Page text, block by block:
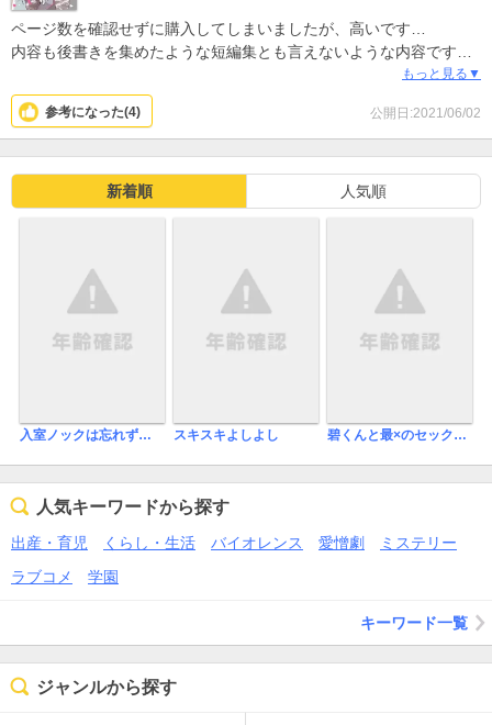
ページ数を確認せずに購入してしまいましたが、高いです…
内容も後書きを集めたような短編集とも言えないような内容です。
このシリーズが好きなので、それなりに楽しめましたが、買わなく
てもよかったというのが本音です。
もっと見る▼
公開日:2021/06/02
参考になった(4)
新着順 人気順
入室ノックは忘れずに（分冊版） スキスキよしよし 碧くんと最×のセックス（分冊版）
人気キーワードから探す
出産・育児 くらし・生活 バイオレンス 愛憎劇
ミステリー
ラブコメ
学園
キーワード一覧
ジャンルから探す